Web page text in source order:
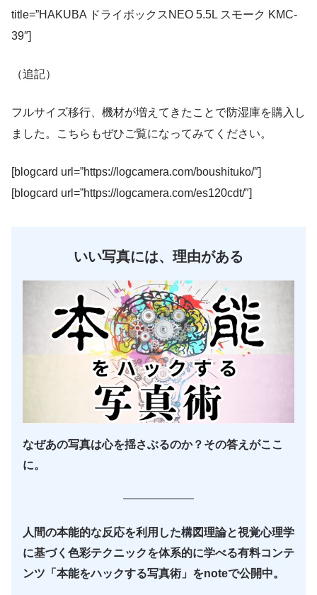
title=”HAKUBA ドライボックスNEO 5.5L スモーク KMC-
39″]
（追記）
フルサイズ移行、機材が増えてきたことで防湿庫を購入し
ました。こちらもぜひご覧になってみてください。
[blogcard url=”https://logcamera.com/boushituko/″]
[blogcard url=”https://logcamera.com/es120cdt/″]
いい写真には、理由がある
なぜあの写真は心を揺さぶるのか？その答えがここ
に。
人間の本能的な反応を利用した構図理論と視覚心理学
に基づく色彩テクニックを体系的に学べる有料コンテ
ンツ「本能をハックする写真術」をnoteで公開中。